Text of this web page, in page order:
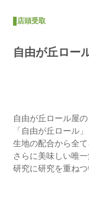
自由が丘ロー
店頭受取
自由が丘ロール屋
「自由が丘ロール」
生地の配合から全
さらに美味しい唯
研究に研究を重ね